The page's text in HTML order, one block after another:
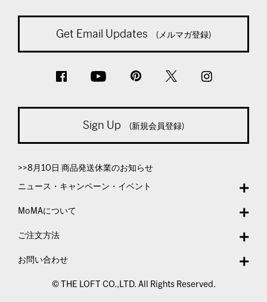
Get Email Updates (メルマガ登録)
Sign Up (新規会員登録)
>>8月10日 商品発送休業のお知らせ
ニュース・キャンペーン・イベント
MoMAについて
ご注文方法
お問い合わせ
© THE LOFT CO.,LTD. All Rights Reserved.